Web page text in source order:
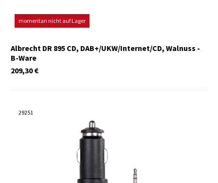
momentan nicht auf Lager
Albrecht DR 895 CD, DAB+/UKW/Internet/CD, Walnuss -
B-Ware
€
209,30
29251